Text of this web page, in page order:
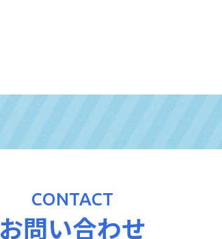
CONTACT
お問い合わせ